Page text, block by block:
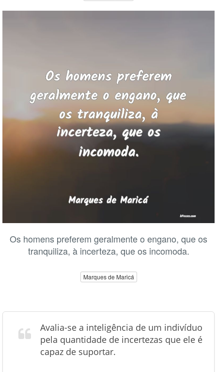
Os homens preferem geralmente o engano, que os
tranquiliza, à incerteza, que os incomoda.
Marques de Maricá
Avalia-se a inteligência de um indivíduo
pela quantidade de incertezas que ele é
capaz de suportar.